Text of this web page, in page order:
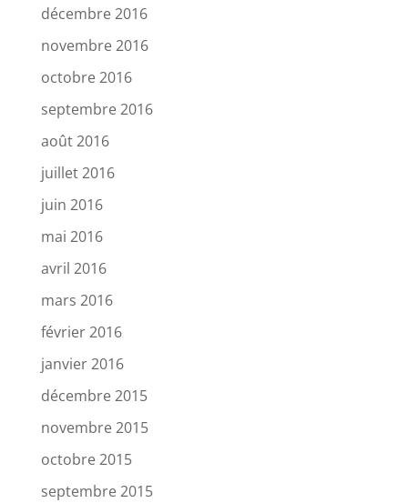
décembre 2016
novembre 2016
octobre 2016
septembre 2016
août 2016
juillet 2016
juin 2016
mai 2016
avril 2016
mars 2016
février 2016
janvier 2016
décembre 2015
novembre 2015
octobre 2015
septembre 2015